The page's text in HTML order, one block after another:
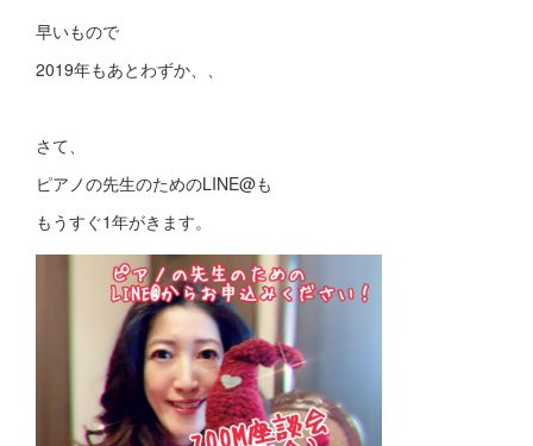
早いもので
2019年もあとわずか、、
さて、
ピアノの先生のためのLINE@も
もうすぐ1年がきます。